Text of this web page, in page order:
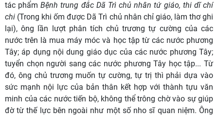
tác phẩmBệnh trung đắc Dã Trì chủ nhân tứ giáo, thi dĩ chí
chi (Trong khi ốm được Dã Trì chủ nhân chỉ giáo, làm thơ ghi
lại), ông lần lượt phân tích chủ trương tự cường của các
nước trên là mua máy móc và học tập từ các nước phương
Tây; áp dụng nội dung giáo dục của các nước phương Tây;
tuyển chọn người sang các nước phương Tây học tập... Từ
đó, ông chủ trương muốn tự cường, tự trị thì phải dựa vào
sức mạnh nội lực của bản thân kết hợp với thành tựu văn
minh của các nước tiến bộ, không thể trông chờ vào sự giúp
đờ từ thế lực bên ngoài như một số nho sĩ quan niệm. Ông